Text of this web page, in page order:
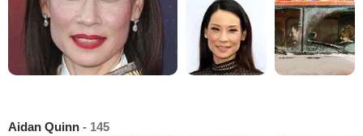
Aidan Quinn - 145